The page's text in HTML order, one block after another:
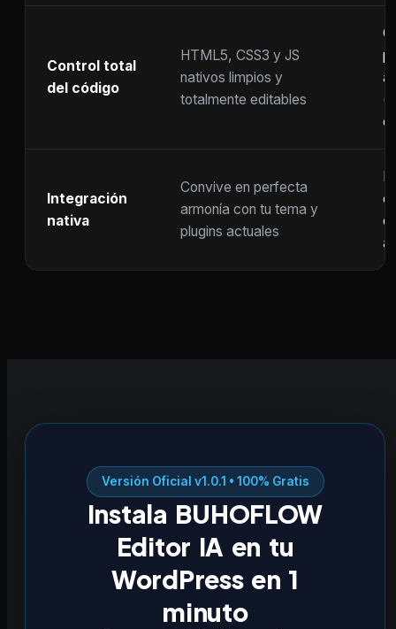
Control total
del código
HTML5, CSS3 y JS
nativos limpios y
totalmente editables
Integración
nativa
Convive en perfecta
armonía con tu tema y
plugins actuales
Versión Oficial v1.0.1 • 100% Gratis
Instala BUHOFLOW
Editor IA en tu
WordPress en 1
minuto